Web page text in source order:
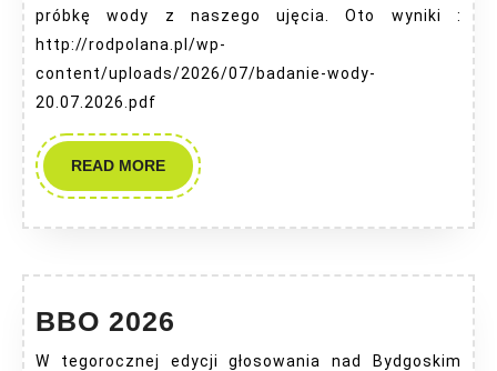
próbkę wody z naszego ujęcia. Oto wyniki :
http://rodpolana.pl/wp-
content/uploads/2026/07/badanie-wody-
20.07.2026.pdf
READ MOREREAD
MORE
BBO 2026
2026
W tegorocznej edycji głosowania nad Bydgoskim